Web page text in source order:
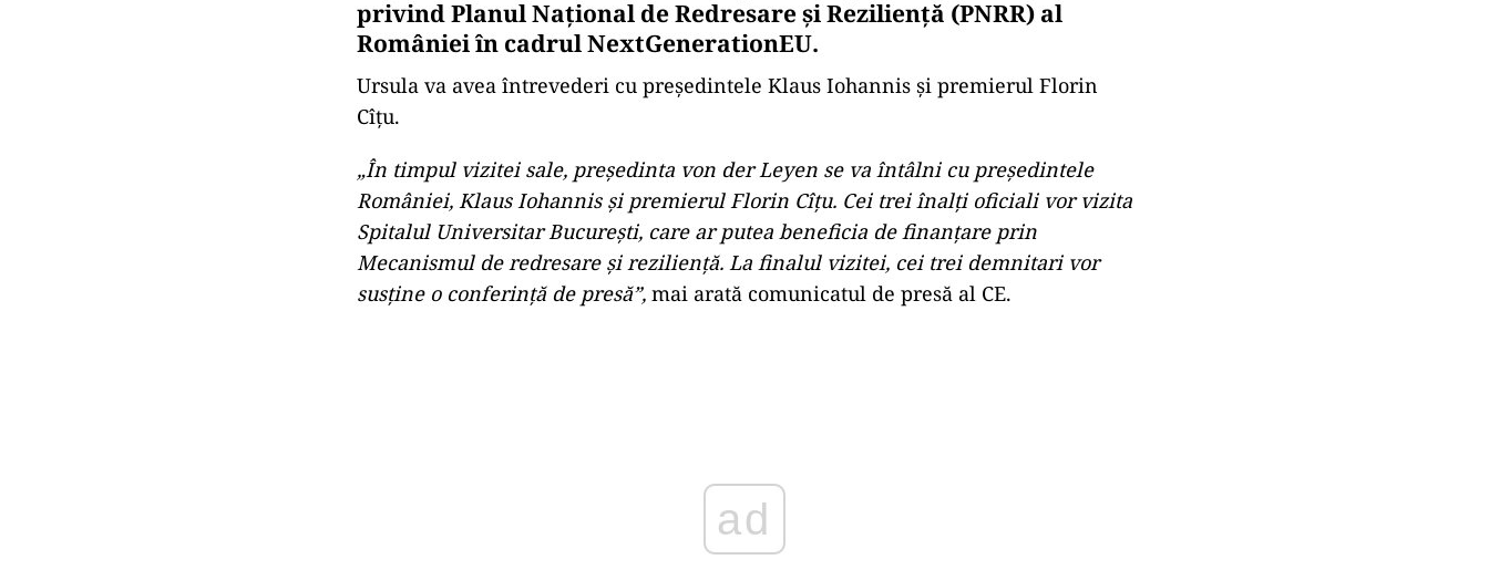
privind Planul Naţional de Redresare şi Rezilienţă (PNRR) al
României în cadrul NextGenerationEU.
Ursula va avea întrevederi cu preşedintele Klaus Iohannis şi premierul Florin
Cîţu.
„În timpul vizitei sale, preşedinta von der Leyen se va întâlni cu preşedintele
României, Klaus Iohannis şi premierul Florin Cîţu. Cei trei înalţi oficiali vor vizita
Spitalul Universitar Bucureşti, care ar putea beneficia de finanţare prin
Mecanismul de redresare şi rezilienţă. La finalul vizitei, cei trei demnitari vor
susţine o conferinţă de presă”, mai arată comunicatul de presă al CE.